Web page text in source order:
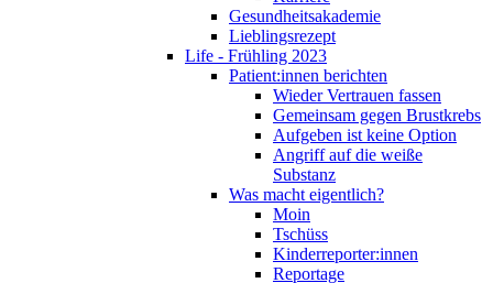
Gesundheitsakademie
Lieblingsrezept
Life - Frühling 2023
Patient:innen berichten
Wieder Vertrauen fassen
Gemeinsam gegen Brustkrebs
Aufgeben ist keine Option
Angriff auf die weiße
Substanz
Was macht eigentlich?
Moin
Tschüss
Kinderreporter:innen
Reportage